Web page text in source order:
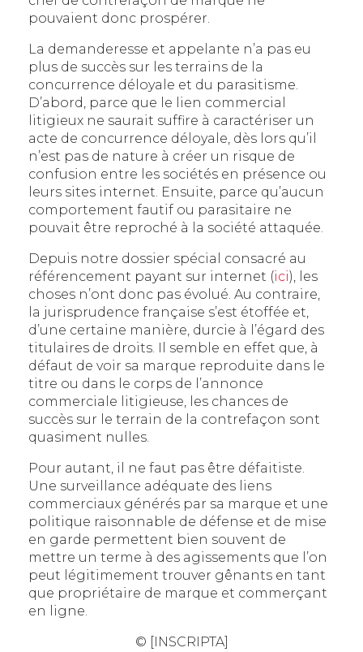
pouvaient donc prospérer.
La demanderesse et appelante n’a pas eu
plus de succès sur les terrains de la
concurrence déloyale et du parasitisme.
D’abord, parce que le lien commercial
litigieux ne saurait suffire à caractériser un
acte de concurrence déloyale, dès lors qu’il
n’est pas de nature à créer un risque de
confusion entre les sociétés en présence ou
leurs sites internet. Ensuite, parce qu’aucun
comportement fautif ou parasitaire ne
pouvait être reproché à la société attaquée.
Depuis notre dossier spécial consacré au
référencement payant sur internet (ici), les
choses n’ont donc pas évolué. Au contraire,
la jurisprudence française s’est étoffée et,
d’une certaine manière, durcie à l’égard des
titulaires de droits. Il semble en effet que, à
défaut de voir sa marque reproduite dans le
titre ou dans le corps de l’annonce
commerciale litigieuse, les chances de
succès sur le terrain de la contrefaçon sont
quasiment nulles.
Pour autant, il ne faut pas être défaitiste.
Une surveillance adéquate des liens
commerciaux générés par sa marque et une
politique raisonnable de défense et de mise
en garde permettent bien souvent de
mettre un terme à des agissements que l’on
peut légitimement trouver gênants en tant
que propriétaire de marque et commerçant
en ligne.
© [INSCRIPTA]